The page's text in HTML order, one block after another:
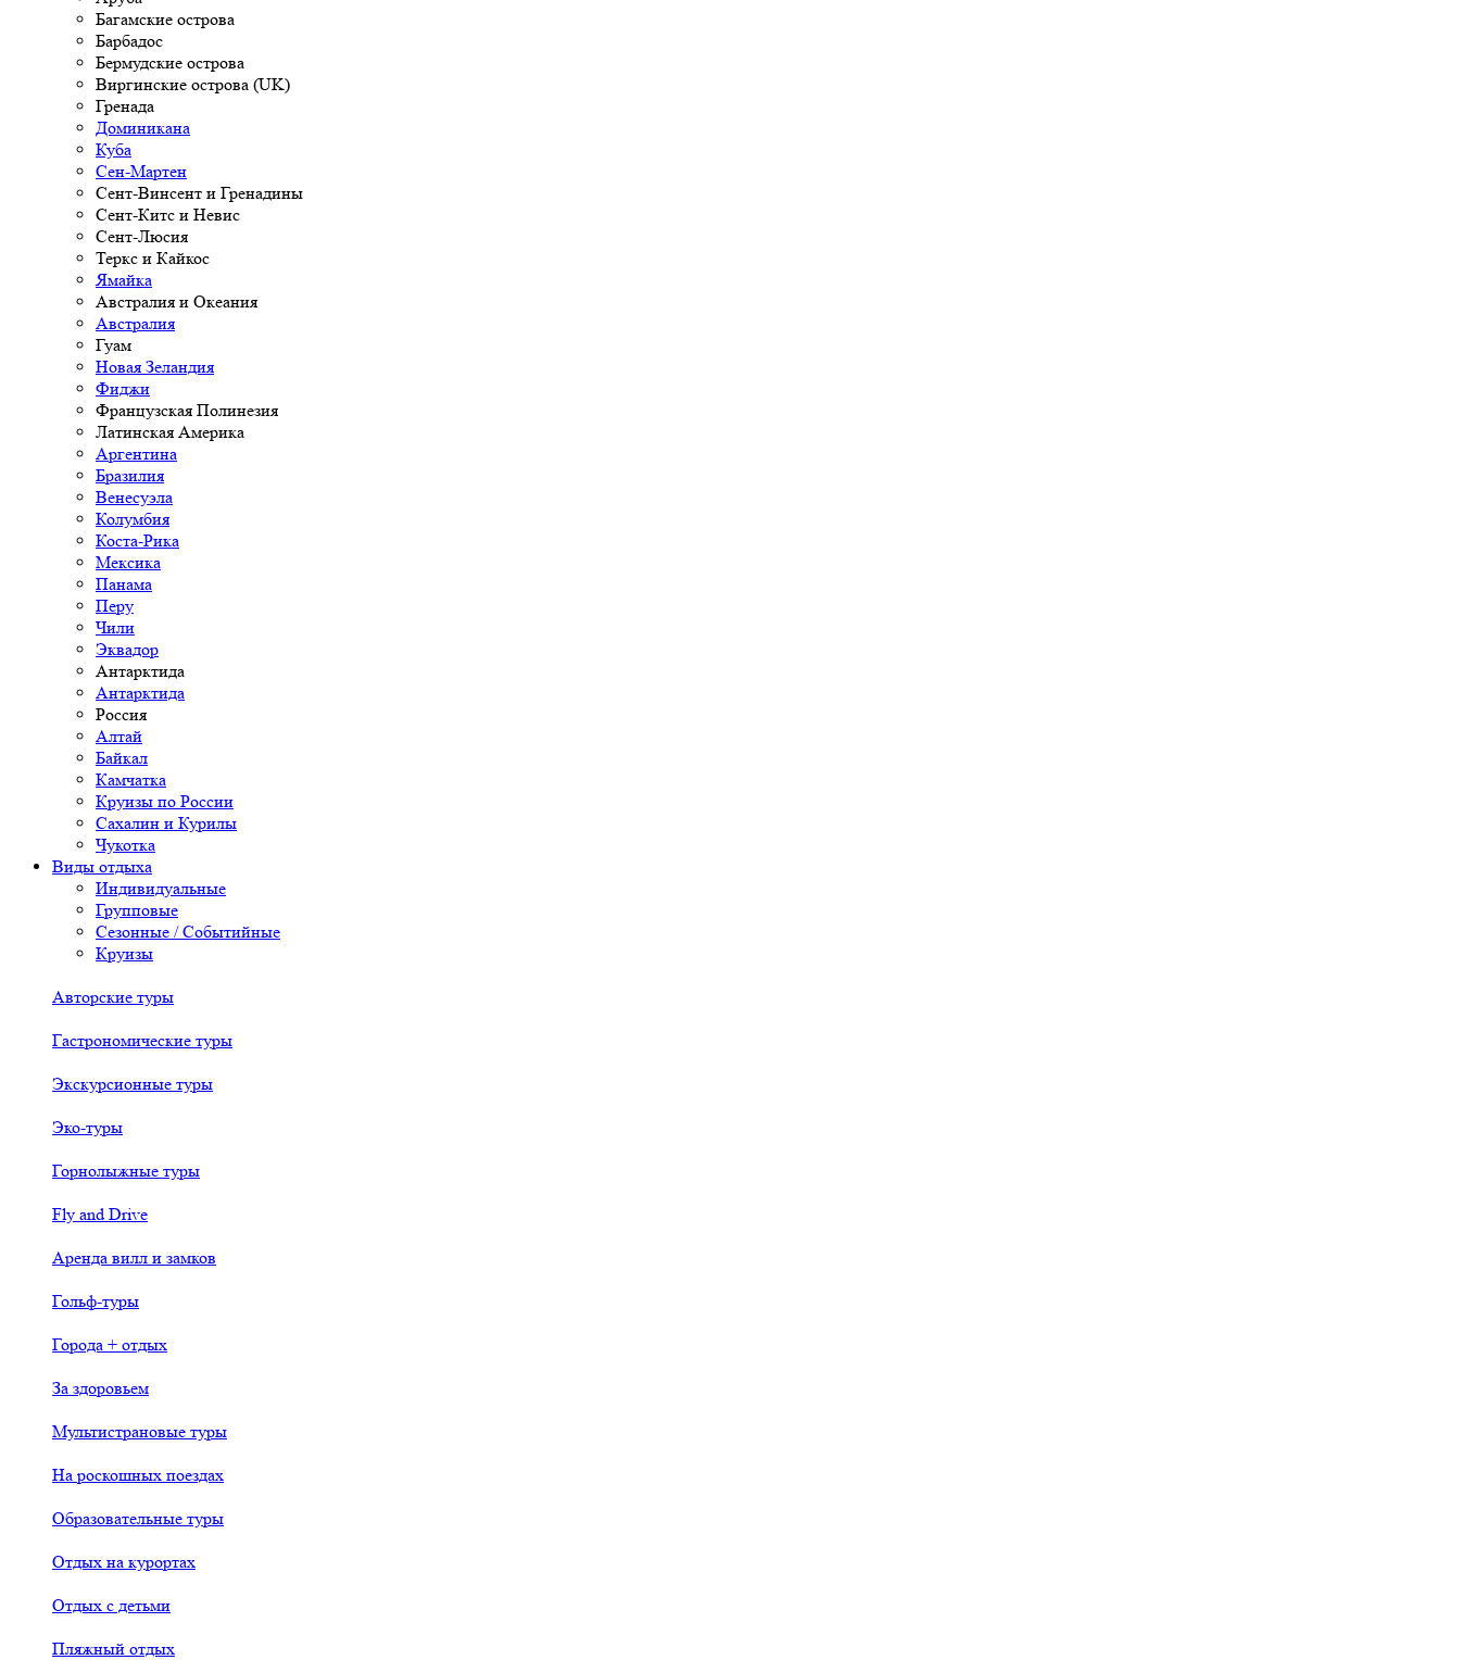
Багамские острова
Барбадос
Бермудские острова
Виргинские острова (UK)
Гренада
Доминикана
Куба
Сен-Мартен
Сент-Винсент и Гренадины
Сент-Китс и Невис
Сент-Люсия
Теркс и Кайкос
Ямайка
Австралия и Океания
Австралия
Гуам
Новая Зеландия
Фиджи
Французская Полинезия
Латинская Америка
Аргентина
Бразилия
Венесуэла
Колумбия
Коста-Рика
Мексика
Панама
Перу
Чили
Эквадор
Антарктида
Антарктида
Россия
Алтай
Байкал
Камчатка
Круизы по России
Сахалин и Курилы
Чукотка
Виды отдыха
Индивидуальные
Групповые
Сезонные / Событийные
Круизы
Авторские туры
Гастрономические туры
Экскурсионные туры
Эко-туры
Горнолыжные туры
Fly and Drive
Аренда вилл и замков
Гольф-туры
Города + отдых
За здоровьем
Мультистрановые туры
На роскошных поездах
Образовательные туры
Отдых на курортах
Отдых с детьми
Пляжный отдых